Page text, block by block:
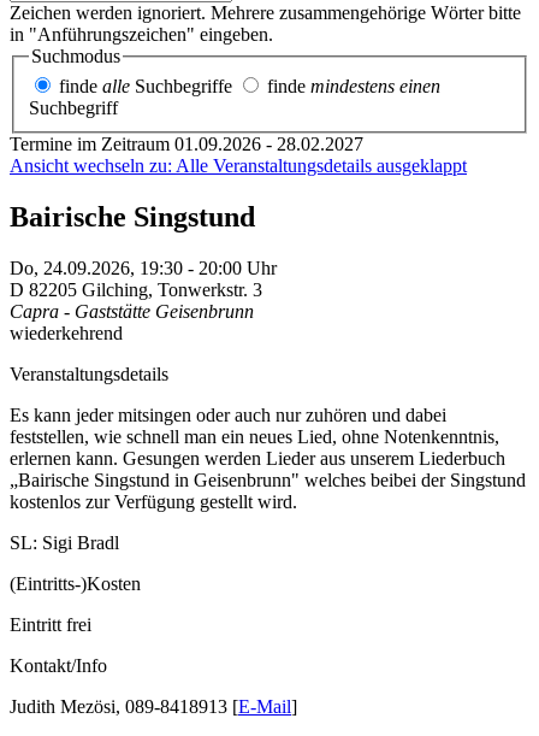
Zeichen werden ignoriert. Mehrere zusammengehörige Wörter bitte
in "Anführungszeichen" eingeben.
Suchmodus
finde alle Suchbegriffe finde mindestens einen
Suchbegriff
Termine im Zeitraum 01.09.2026 - 28.02.2027
Ansicht wechseln zu: Alle Veranstaltungsdetails ausgeklappt
Bairische Singstund
Do, 24.09.2026, 19:30 - 20:00 Uhr
D 82205 Gilching, Tonwerkstr. 3
Capra - Gaststätte Geisenbrunn
wiederkehrend
Veranstaltungsdetails
Es kann jeder mitsingen oder auch nur zuhören und dabei
feststellen, wie schnell man ein neues Lied, ohne Notenkenntnis,
erlernen kann. Gesungen werden Lieder aus unserem Liederbuch
„Bairische Singstund in Geisenbrunn" welches beibei der Singstund
kostenlos zur Verfügung gestellt wird.
SL: Sigi Bradl
(Eintritts-)Kosten
Eintritt frei
Kontakt/Info
Judith Mezösi, 089-8418913 [E-Mail]